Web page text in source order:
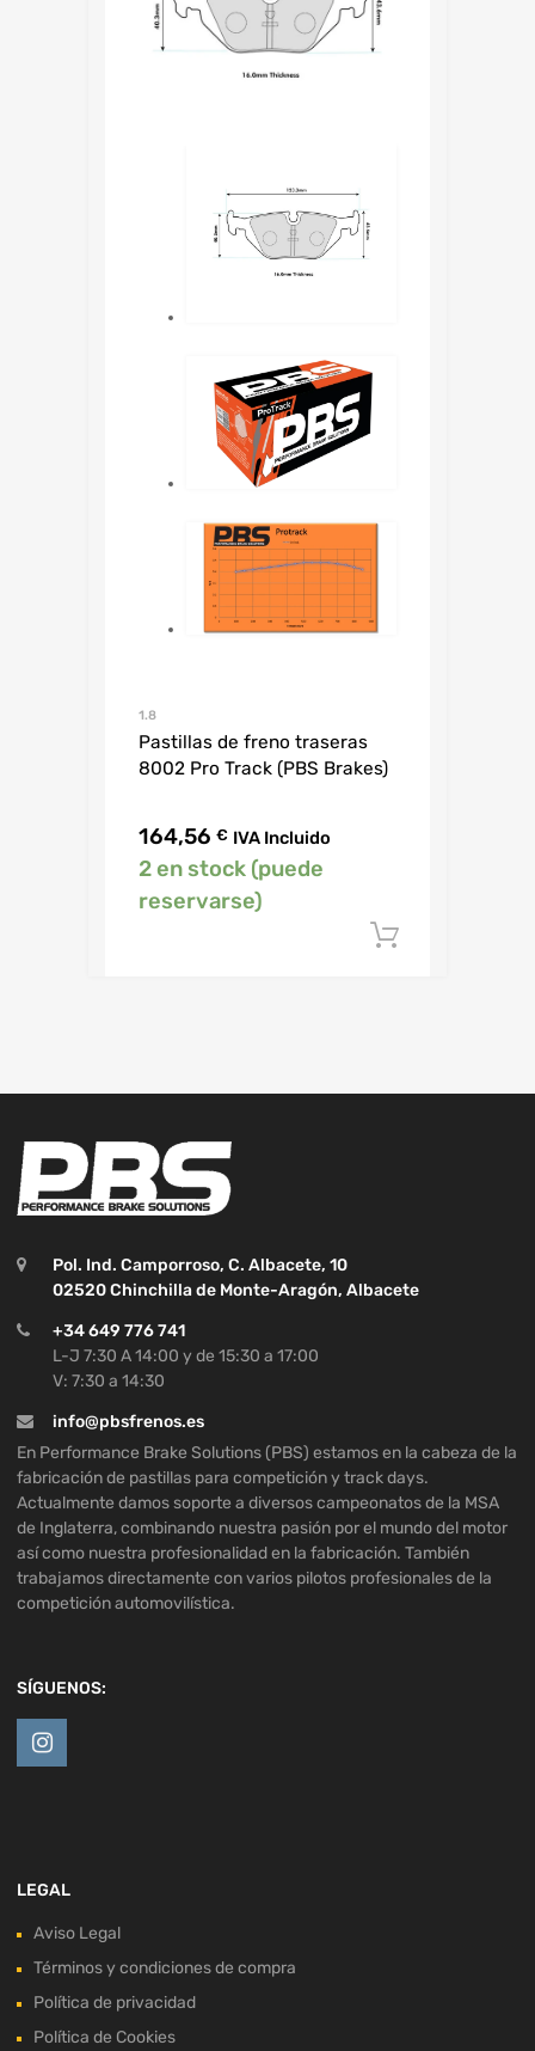
1.8
Pastillas de freno traseras
8002 Pro Track (PBS Brakes)
164,56 € IVA Incluido
2 en stock (puede
reservarse)
Pol. Ind. Camporroso, C. Albacete, 10
02520 Chinchilla de Monte-Aragón, Albacete
+34 649 776 741
L-J 7:30 A 14:00 y de 15:30 a 17:00
V: 7:30 a 14:30
info@pbsfrenos.es
En Performance Brake Solutions (PBS) estamos en la cabeza de la
fabricación de pastillas para competición y track days.
Actualmente damos soporte a diversos campeonatos de la MSA
de Inglaterra, combinando nuestra pasión por el mundo del motor
así como nuestra profesionalidad en la fabricación. También
trabajamos directamente con varios pilotos profesionales de la
competición automovilística.
SÍGUENOS:
LEGAL
Aviso Legal
Términos y condiciones de compra
Política de privacidad
Política de Cookies